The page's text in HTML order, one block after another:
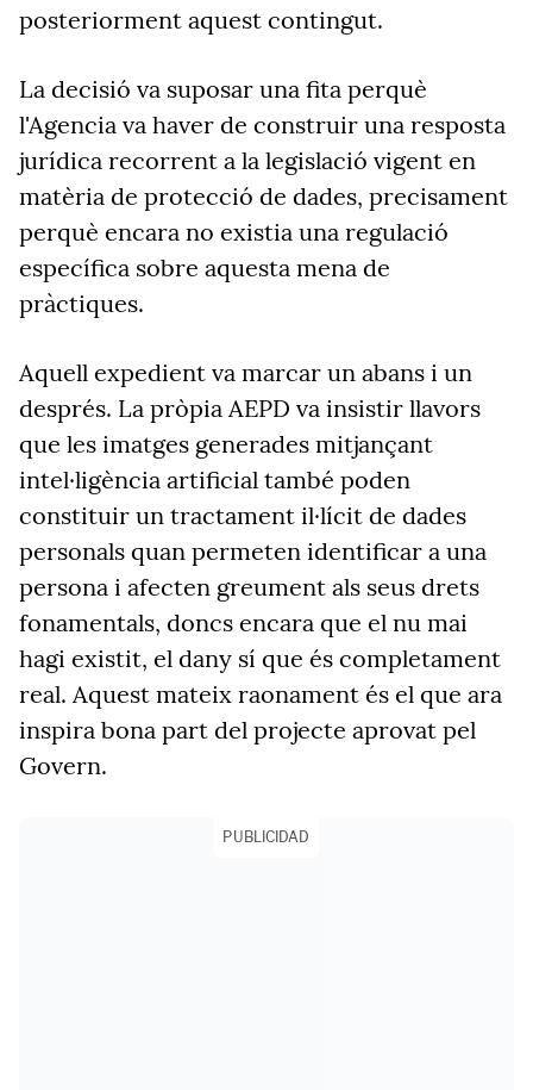
posteriorment aquest contingut.
La decisió va suposar una fita perquè
l'Agencia va haver de construir una resposta
jurídica recorrent a la legislació vigent en
matèria de protecció de dades, precisament
perquè encara no existia una regulació
específica sobre aquesta mena de
pràctiques.
Aquell expedient va marcar un abans i un
després. La pròpia AEPD va insistir llavors
que les imatges generades mitjançant
intel·ligència artificial també poden
constituir un tractament il·lícit de dades
personals quan permeten identificar a una
persona i afecten greument als seus drets
fonamentals, doncs encara que el nu mai
hagi existit, el dany sí que és completament
real. Aquest mateix raonament és el que ara
inspira bona part del projecte aprovat pel
Govern.
PUBLICIDAD